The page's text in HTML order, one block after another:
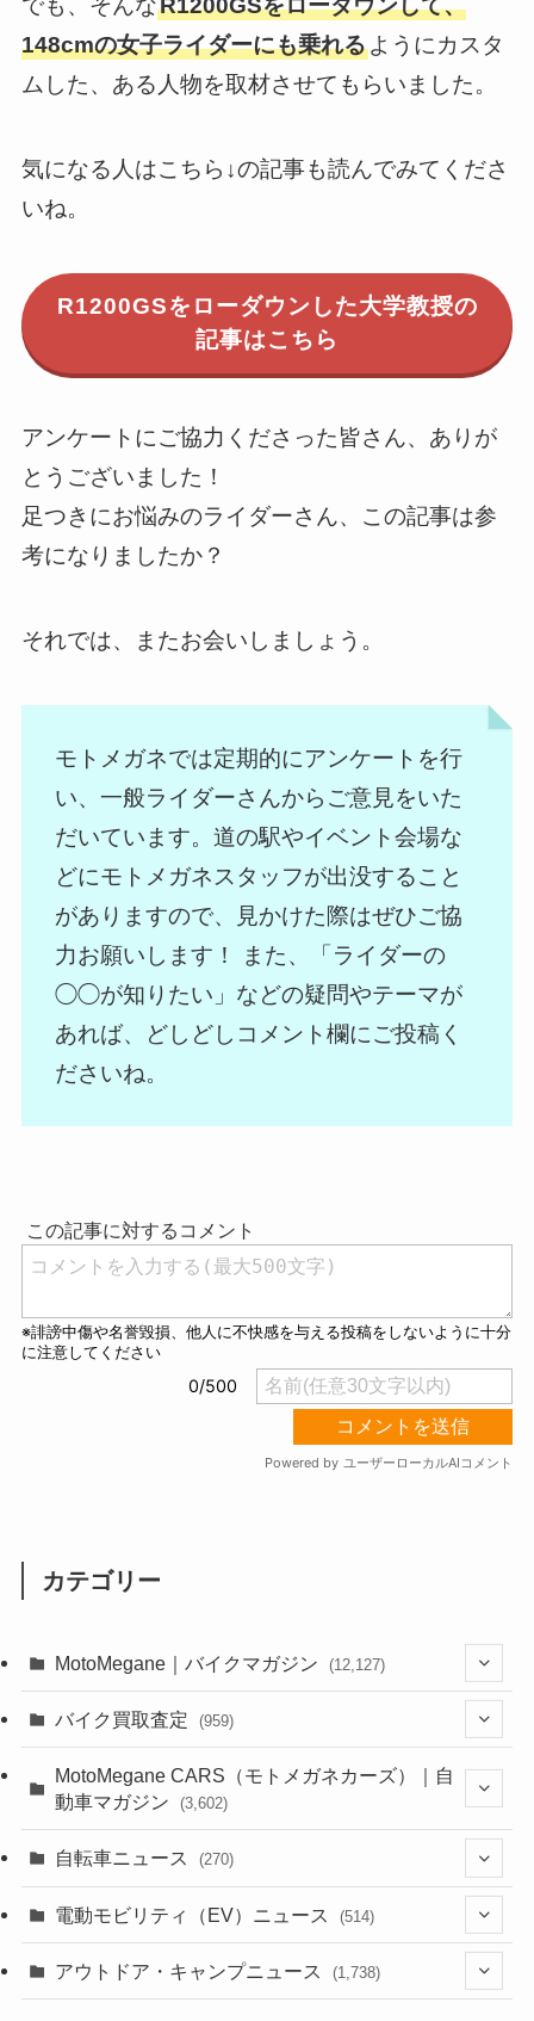
でも、そんなR1200GSをローダウンして、
148cmの女子ライダーにも乗れるようにカスタ
ムした、ある人物を取材させてもらいました。
気になる人はこちら↓の記事も読んでみてくださ
いね。
R1200GSをローダウンした大学教授の
記事はこちら
アンケートにご協力くださった皆さん、ありが
とうございました！
足つきにお悩みのライダーさん、この記事は参
考になりましたか？
それでは、またお会いしましょう。
モトメガネでは定期的にアンケートを行
い、一般ライダーさんからご意見をいた
だいています。道の駅やイベント会場な
どにモトメガネスタッフが出没すること
がありますので、見かけた際はぜひご協
力お願いします！ また、「ライダーの
◯◯が知りたい」などの疑問やテーマが
あれば、どしどしコメント欄にご投稿く
ださいね。
カテゴリー
MotoMegane｜バイクマガジン (12,127)
(44)
(637)
(118)
(60)
(252)
(38) (249)
(306)
(6,955)
(2,473)
(1,226)
バイク買取査定 (959)
(352)
MotoMegane CARS（モトメガネカーズ）｜自
動車マガジン
(3,602)
(185)
自転車ニュース (270)
(54)
(211)
電動モビリティ（EV）ニュース (514)
(132)
アウトドア・キャンプニュース (1,738)